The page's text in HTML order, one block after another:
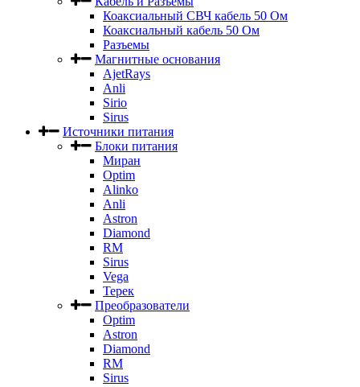
Коаксиальный СВЧ кабель 50 Ом
Коаксиальный кабель 50 Ом
Разъемы
Магнитные основания
AjetRays
Anli
Sirio
Sirus
Источники питания
Блоки питания
Миран
Optim
Alinko
Anli
Astron
Diamond
RM
Sirus
Vega
Терек
Преобразователи
Optim
Astron
Diamond
RM
Sirus